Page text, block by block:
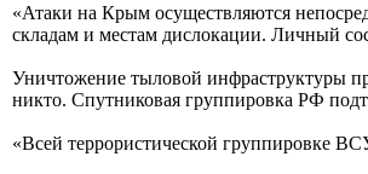
«Атаки на Крым осуществляются
складам и местам дислокации. Личный
Уничтожение тыловой инфраструктуры
никто. Спутниковая группировка РФ
«Всей террористической группировке